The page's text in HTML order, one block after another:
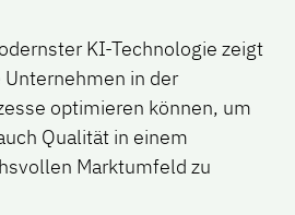
KI-Technologie zeigt
Unternehmen in der
optimieren können, um
Qualität in einem
Marktumfeld zu